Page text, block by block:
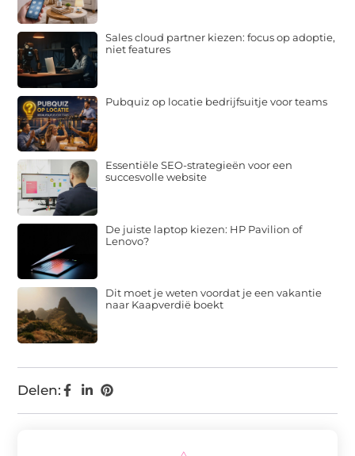
Delen:
Sales cloud partner kiezen: focus op adoptie,
niet features
Pubquiz op locatie bedrijfsuitje voor teams
Essentiële SEO-strategieën voor een
succesvolle website
De juiste laptop kiezen: HP Pavilion of
Lenovo?
Dit moet je weten voordat je een vakantie
naar Kaapverdië boekt